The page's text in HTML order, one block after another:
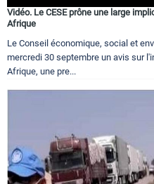
Vidéo. Le CESE prône une large
Afrique
Le Conseil économique, social et
mercredi 30 septembre un avis sur
Afrique, une pre...